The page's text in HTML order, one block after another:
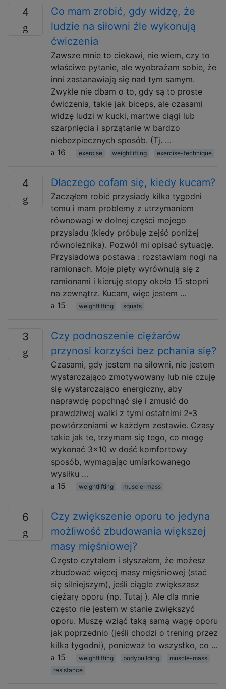
4
Co mam zrobić, gdy widzę, że
ludzie na siłowni źle wykonują
ćwiczenia
Zawsze mnie to ciekawi, nie wiem, czy to
właściwe pytanie, ale wyobrażam sobie, że
inni zastanawiają się nad tym samym.
Zwykle nie dbam o to, gdy są to proste
ćwiczenia, takie jak biceps, ale czasami
widzę ludzi w kucki, martwe ciągi lub
szarpnięcia i sprzątanie w bardzo
niebezpiecznych sposób. (Tj. …
16
exercise weightlifting exercise-technique
4 Dlaczego cofam się, kiedy kucam?
Zacząłem robić przysiady kilka tygodni
temu i mam problemy z utrzymaniem
równowagi w dolnej części mojego
przysiadu (kiedy próbuję zejść poniżej
równoleżnika). Pozwól mi opisać sytuację.
Przysiadowa postawa : rozstawiam nogi na
ramionach. Moje pięty wyrównują się z
ramionami i kieruję stopy około 15 stopni
na zewnątrz. Kucam, więc jestem …
15
weightlifting squats
3
Czy podnoszenie ciężarów
przynosi korzyści bez pchania się?
Czasami, gdy jestem na siłowni, nie jestem
wystarczająco zmotywowany lub nie czuję
się wystarczająco energiczny, aby
naprawdę popchnąć się i zmusić do
prawdziwej walki z tymi ostatnimi 2-3
powtórzeniami w każdym zestawie. Czasy
takie jak te, trzymam się tego, co mogę
wykonać 3x10 w dość komfortowy
sposób, wymagając umiarkowanego
wysiłku …
15
weightlifting muscle-mass
6
Czy zwiększenie oporu to jedyna
możliwość zbudowania większej
masy mięśniowej?
Często czytałem i słyszałem, że możesz
zbudować więcej masy mięśniowej (stać
się silniejszym), jeśli ciągle zwiększasz
ciężary oporu (np. Tutaj ). Ale dla mnie
często nie jestem w stanie zwiększyć
oporu. Muszę wziąć taką samą wagę oporu
jak poprzednio (jeśli chodzi o trening przez
kilka tygodni), ponieważ to wszystko, co …
15
weightlifting bodybuilding
muscle-mass
resistance